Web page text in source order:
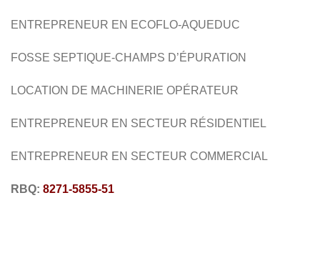
ENTREPRENEUR EN ECOFLO-AQUEDUC
FOSSE SEPTIQUE-CHAMPS D’ÉPURATION
LOCATION DE MACHINERIE OPÉRATEUR
ENTREPRENEUR EN SECTEUR RÉSIDENTIEL
ENTREPRENEUR EN SECTEUR COMMERCIAL
RBQ: 8271-5855-51